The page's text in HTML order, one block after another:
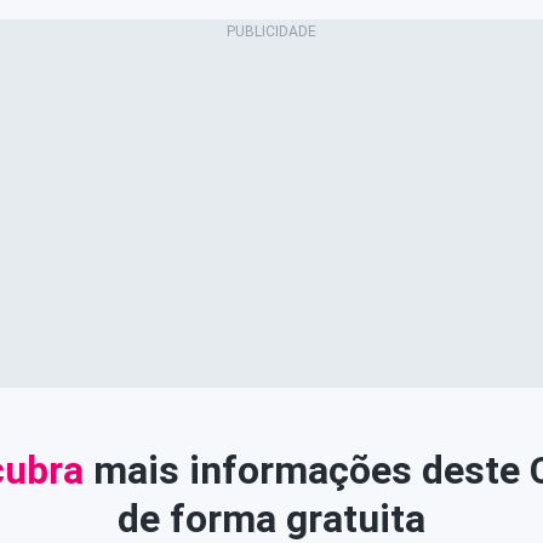
mais informações deste
de forma gratuita